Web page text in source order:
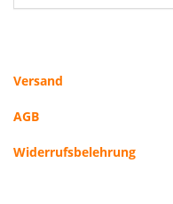
Versand
AGB
Widerrufsbelehrung